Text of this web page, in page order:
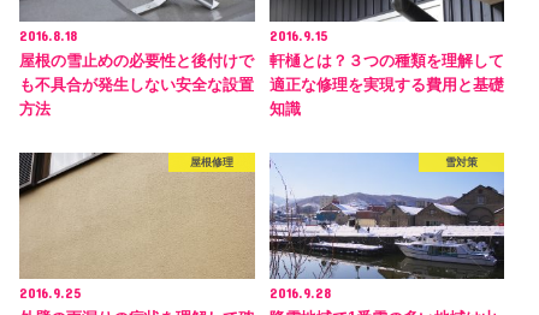
2016.8.18
屋根の雪止めの必要性と後付けで
も不具合が発生しない安全な設置
方法
2016.9.15
軒樋とは？３つの種類を理解して
適正な修理を実現する費用と基礎
知識
屋根修理
2016.9.25
雪対策
2016.9.28